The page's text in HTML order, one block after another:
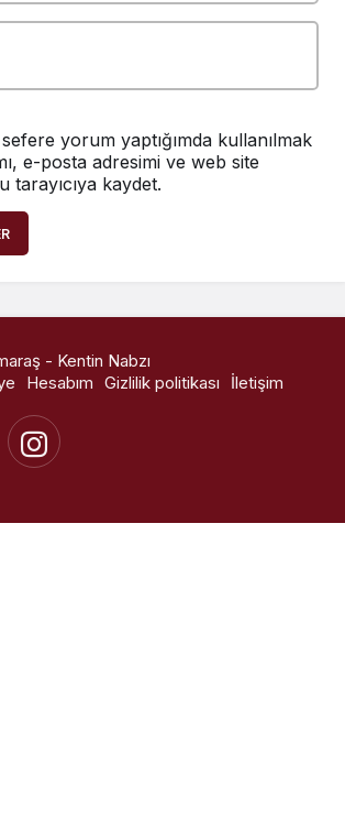
yorum yaptığımda kullanılmak
e-posta adresimi ve web site
tarayıcıya kaydet.
- Kentin Nabzı
Hesabım Gizlilik politikası İletişim